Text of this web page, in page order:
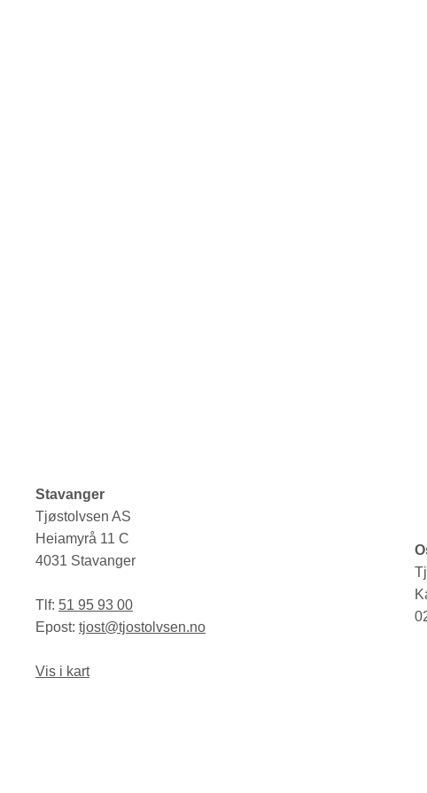
Stavanger
Tjøstolvsen AS
Heiamyrå 11 C
4031 Stavanger
Tlf: 51 95 93 00
Epost: tjost@tjostolvsen.no
Vis i kart